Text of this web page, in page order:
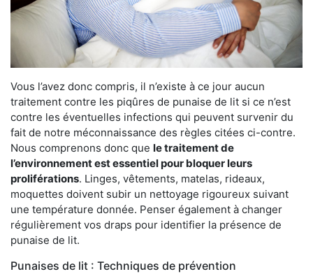
Vous l’avez donc compris, il n’existe à ce jour aucun
traitement contre les piqûres de punaise de lit si ce n’est
contre les éventuelles infections qui peuvent survenir du
fait de notre méconnaissance des règles citées ci-contre.
Nous comprenons donc que le traitement de
l’environnement est essentiel pour bloquer leurs
proliférations. Linges, vêtements, matelas, rideaux,
moquettes doivent subir un nettoyage rigoureux suivant
une température donnée. Penser également à changer
régulièrement vos draps pour identifier la présence de
punaise de lit.
Punaises de lit : Techniques de prévention